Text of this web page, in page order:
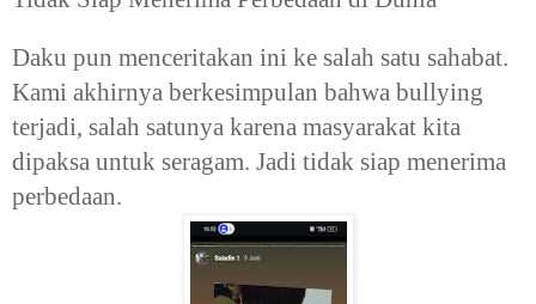
Daku pun menceritakan ini ke salah satu sahabat.
Kami akhirnya berkesimpulan bahwa bullying
terjadi, salah satunya karena masyarakat kita
dipaksa untuk seragam. Jadi tidak siap menerima
perbedaan.